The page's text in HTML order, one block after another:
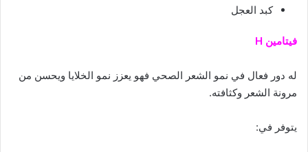
كبد العجل
فيتامين H
له دور فعال في نمو الشعر الصحي فهو يعزز نمو الخلايا ويحسن من
مرونة الشعر وكثافته.
يتوفر في: